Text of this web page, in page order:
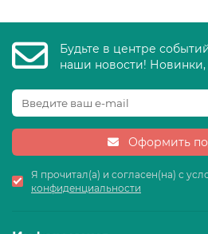
Будьте в центре
наши новости! Новинки,
Оформить
Я прочитал(а) и согласен(на) с
конфиденциальности